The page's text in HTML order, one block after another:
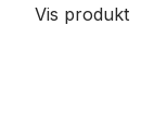
Vis produkt